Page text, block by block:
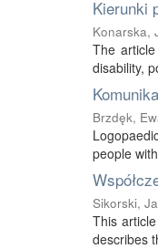
Kierunki
Konarska,
The
disability,
Brzdęk,
people
Sikorski,
This
describes